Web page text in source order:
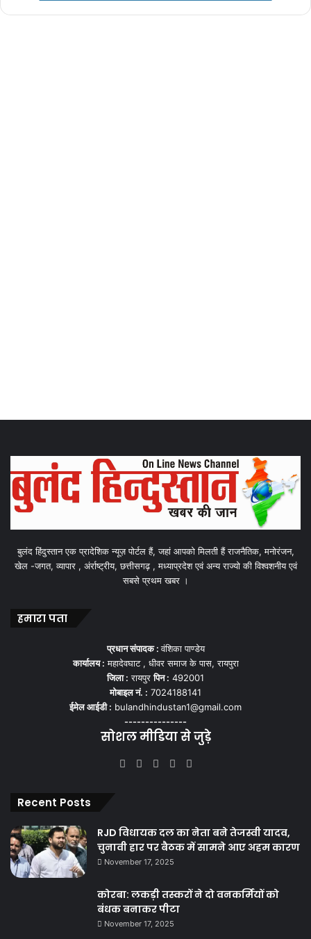
बुलंद हिंदुस्तान एक प्रादेशिक न्यूज़ पोर्टल हैं, जहां आपको मिलती हैं राजनैतिक, मनोरंजन,
खेल -जगत, व्यापार , अंर्राष्ट्रीय, छत्तीसगढ़ , मध्याप्रदेश एवं अन्य राज्यो की विश्वशनीय एवं
सबसे प्रथम खबर ।
हमारा पता
प्रधान संपादक :वंशिका पाण्डेय
कार्यालय : महादेवघाट , धीवर समाज के पास, रायपुरा
जिला : रायपुरपिन : 492001
मोबाइल नं. : 7024188141
ईमेल आईडी : bulandhindustan1@gmail.com
---------------
सोशल मीडिया से जुड़े
Facebook
X YouTubeInstagram
Recent Posts
RJD विधायक दल का नेता बने तेजस्वी यादव,
चुनावी हार पर बैठक में सामने आए अहम कारण
November 17, 2025
कोरबा: लकड़ी तस्करों ने दो वनकर्मियों को
बंधक बनाकर पीटा
November 17, 2025